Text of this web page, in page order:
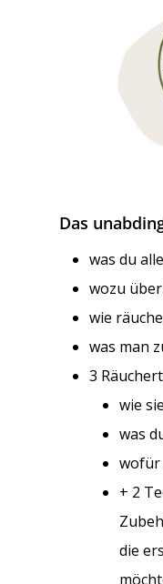
Das
was du
wozu
wie
was man
3
wie
was
wofür
+ 2
die